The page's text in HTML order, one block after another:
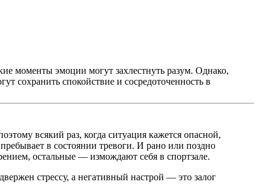
моменты эмоции могут захлестнуть разум. Однако,
сохранить спокойствие и сосредоточенность в
всякий раз, когда ситуация кажется опасной,
в состоянии тревоги. И рано или поздно
остальные — измождают себя в спортзале.
стрессу, а негативный настрой — это залог